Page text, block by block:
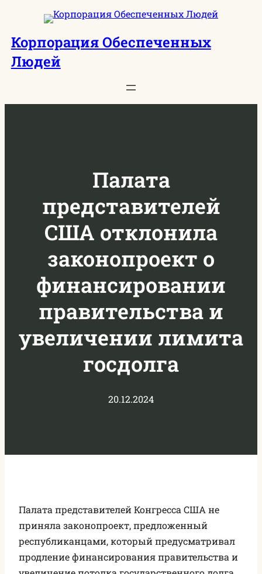
Перейти
содержимому
Корпорация Обеспеченных
Людей
Палата
представителей
США отклонила
законопроект о
финансировании
правительства и
увеличении лимита
госдолга
20.12.2024
Палата представителей Конгресса США не
приняла законопроект, предложенный
республиканцами, который предусматривал
продление финансирования правительства и